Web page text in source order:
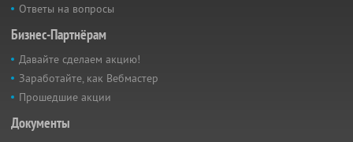
Ответы на вопросы
Бизнес-Партнёрам
Давайте сделаем акцию!
Заработайте, как Вебмастер
Прошедшие акции
Документы